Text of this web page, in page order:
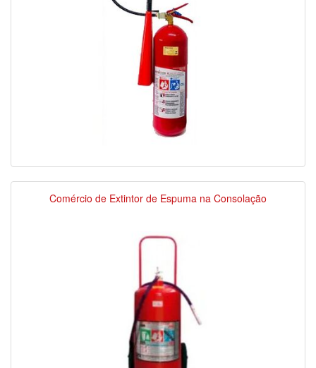
Comércio de Extintor de Espuma na Consolação